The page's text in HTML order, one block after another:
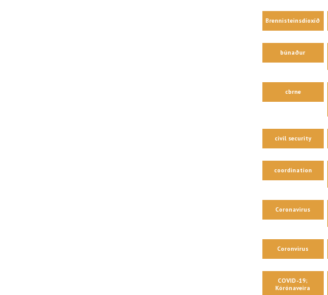
Brennisteinsdíoxíð
búnaður
cbrne
civil security
coordination
Coronavirus
Coronvirus
COVID-19;
Kórónaveira